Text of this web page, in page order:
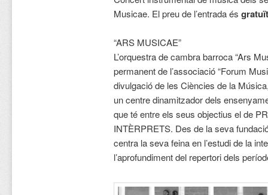
Musicae. El preu de l’entrada és gratuït
“ARS MUSICAE”
L’orquestra de cambra barroca “Ars
permanent de l’associació “Forum
divulgació de les Ciències de la
un centre dinamitzador dels
que té entre els seus objectius el de
INTÈRPRETS. Des de la seva
centra la seva feina en l’estudi de la
l’aprofundiment del repertori dels